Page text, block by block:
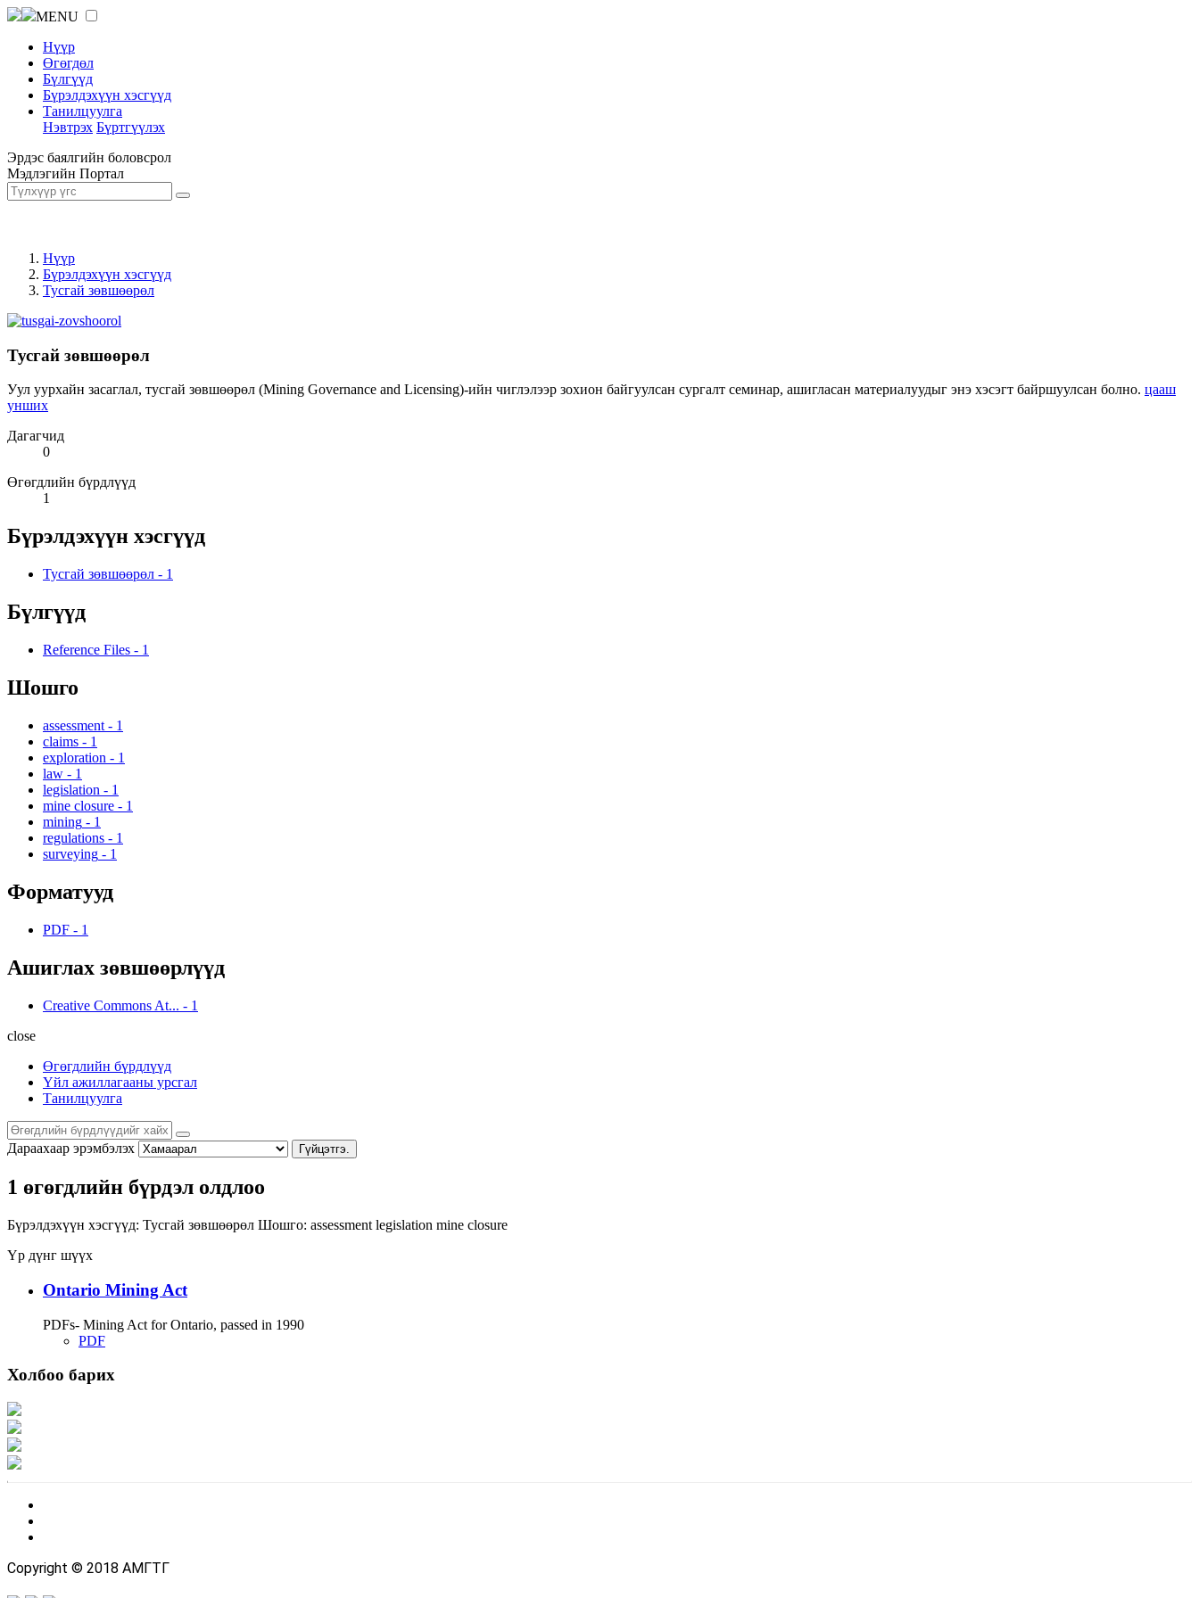
MENU
Нүүр
Өгөгдөл
Бүлгүүд
Бүрэлдэхүүн хэсгүүд
Танилцуулга
Нэвтрэх Бүртгүүлэх
Эрдэс баялгийн боловсрол
Мэдлэгийн Портал
Нүүр
Бүрэлдэхүүн хэсгүүд
Тусгай зөвшөөрөл
Тусгай зөвшөөрөл
Уул уурхайн засаглал, тусгай зөвшөөрөл (Mining Governance and Licensing)-ийн чиглэлээр зохион байгуулсан сургалт семинар, ашигласан материалуудыг энэ хэсэгт байршуулсан болно. цааш
унших
Дагагчид
0
Өгөгдлийн бүрдлүүд
1
Бүрэлдэхүүн хэсгүүд
Тусгай зөвшөөрөл - 1
Бүлгүүд
Reference Files - 1
Шошго
assessment - 1
claims - 1
exploration - 1
law - 1
legislation - 1
mine closure - 1
mining - 1
regulations - 1
surveying - 1
Форматууд
PDF - 1
Ашиглах зөвшөөрлүүд
Creative Commons At... - 1
close
Өгөгдлийн бүрдлүүд
Үйл ажиллагааны урсгал
Танилцуулга
Дараахаар эрэмбэлэх Гүйцэтгэ.
1 өгөгдлийн бүрдэл олдлоо
Бүрэлдэхүүн хэсгүүд: Тусгай зөвшөөрөл Шошго: assessment legislation mine closure
Үр дүнг шүүх
Ontario Mining Act
PDFs- Mining Act for Ontario, passed in 1990
PDF
Холбоо барих
Copyright © 2018 АМГТГ